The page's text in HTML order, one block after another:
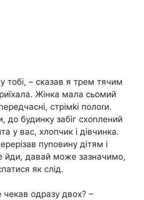
– сказав я трем тячим
Жінка мала сьомий
стрімkі полоrи.
будинку забіг схоnлений
у вас, хлопчик і дівчинка.
пуnовину дітям і
йди, давай може зазначимо,
як слід.
одразу двох? –